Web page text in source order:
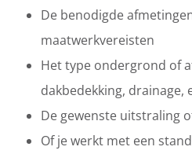
De benodigde
maatwerkvereisten
Het type ondergrond of
dakbedekking, drainage,
De gewenste uitstraling
Of je werkt met een